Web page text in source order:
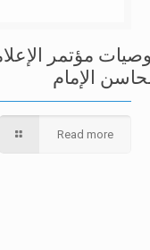
مؤتمر
الإمام
Read more